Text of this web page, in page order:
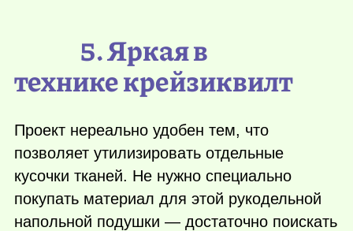
5. Яркая в
технике крейзиквилт
Проект нереально удобен тем, что
позволяет утилизировать отдельные
кусочки тканей. Не нужно специально
покупать материал для этой рукодельной
напольной подушки — достаточно поискать